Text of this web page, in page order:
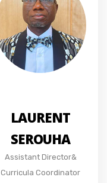
LAURENT
SEROUHA
Assistant Director&
Curricula Coordinator